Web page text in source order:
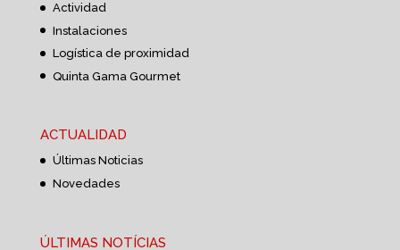
Actividad
Instalaciones
Logística de proximidad
Quinta Gama Gourmet
ACTUALIDAD
Últimas Noticias
Novedades
ÚLTIMAS NOTÍCIAS